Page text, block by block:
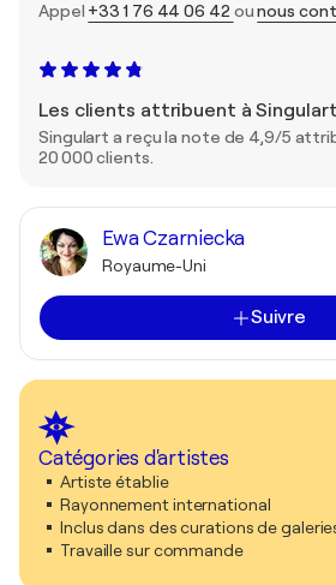
Appel +33 1 76 44 06 42 ounous
Les clients attribuent à
Singulart a reçu la note de 4,9/5
20 000 clients.
Ewa Czarniecka
Royaume-Uni
Suivre
Catégories d'artistes
Artiste établie
Rayonnement international
Inclus dans des curations de
Travaille sur commande